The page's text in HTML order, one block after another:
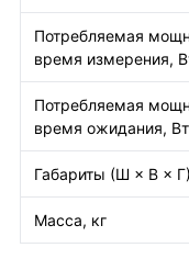
Потребляемая
время измерения,
Потребляемая
время ожидания, Вт
Габариты (Ш × В ×
Масса, кг